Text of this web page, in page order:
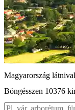
Magyarország
Böngésszen 10376